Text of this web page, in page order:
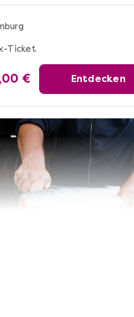
Ticket
€ Entdecken